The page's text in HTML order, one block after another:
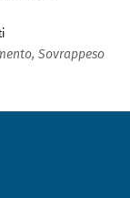
Sovrappeso